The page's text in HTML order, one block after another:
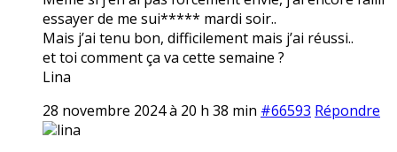
essayer de me sui***** mardi soir..
Mais j’ai tenu bon, difficilement mais j’ai réussi..
et toi comment ça va cette semaine ?
Lina
28 novembre 2024 à 20 h 38 min #66593 Répondre
lina